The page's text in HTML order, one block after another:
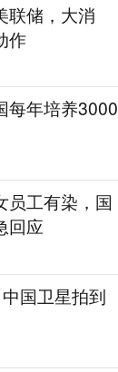
联储，大消
作
每年培养3000
员工有染，国
回应
国卫星拍到